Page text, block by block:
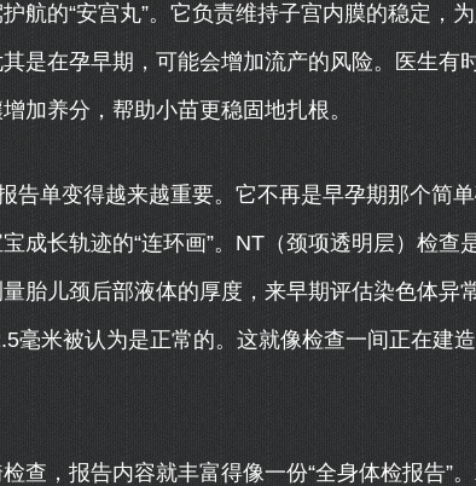
航的“安宫丸”。它负责维持子宫内膜的稳定，
是在孕早期，可能会增加流产的风险。医生有
加养分，帮助小苗更稳固地扎根。
告单变得越来越重要。它不再是早孕期那个简
成长轨迹的“连环画”。NT（颈项透明层）检查
胎儿颈后部液体的厚度，来早期评估染色体异
毫米被认为是正常的。这就像检查一间正在建
查，报告内容就丰富得像一份“全身体检报告”